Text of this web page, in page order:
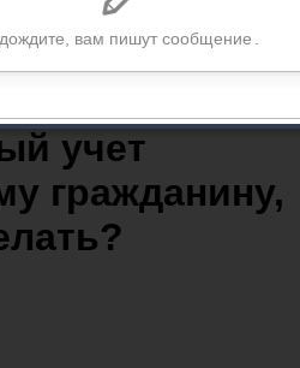
сделать?
учет
гражданину,